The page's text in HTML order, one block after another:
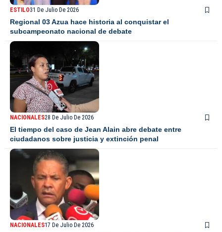
ESTILO31 De Julio De 2026
Regional 03 Azua hace historia al conquistar el
subcampeonato nacional de debate
NACIONALES28 De Julio De 2026
El tiempo del caso de Jean Alain abre debate entre
ciudadanos sobre justicia y extinción penal
NACIONALES17 De Julio De 2026